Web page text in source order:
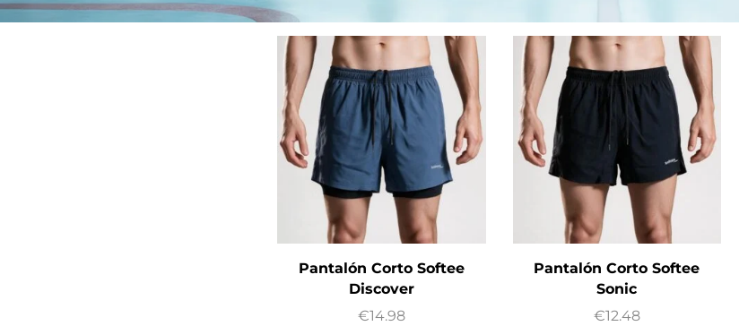
Pantalón Corto Softee
Discover
€14.98
Pantalón Corto Softee
Sonic
€12.48